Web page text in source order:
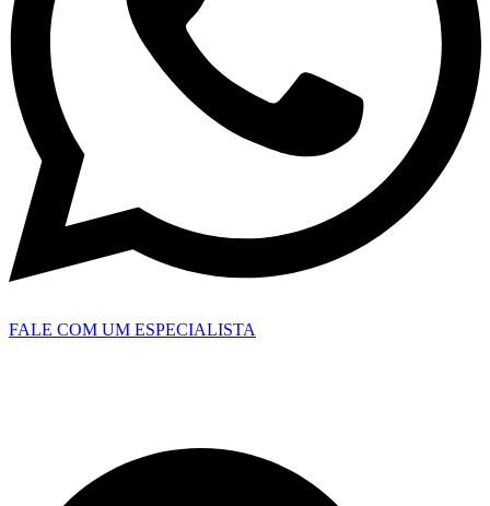
FALE COM UM ESPECIALISTA